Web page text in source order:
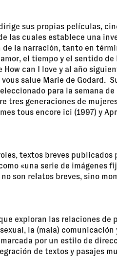
sus propias películas,
las cuales establece una
la narración, tanto en
el tiempo y el sentido de
can I love y al año
salue Marie de Godard.
para la semana
tres generaciones de
tous encore ici (1997) y
textos breves publicados
«una serie de imágenes
son relatos breves, sino
exploran las relaciones de
la (mala) comunicación
por un estilo de
de textos y pasajes